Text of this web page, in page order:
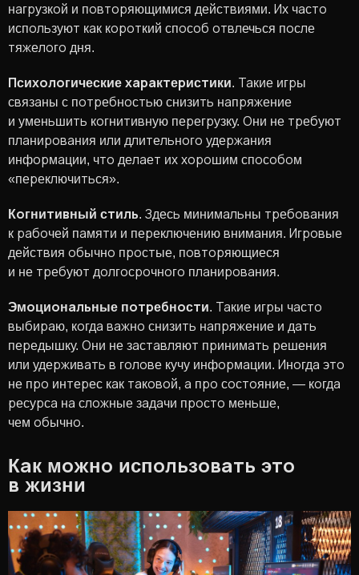
нагрузкой и повторяющимися действиями. Их часто
используют как короткий способ отвлечься после
тяжелого дня.
Психологические характеристики. Такие игры
связаны с потребностью снизить напряжение
и уменьшить когнитивную перегрузку. Они не требуют
планирования или длительного удержания
информации, что делает их хорошим способом
«переключиться».
Когнитивный стиль. Здесь минимальны требования
к рабочей памяти и переключению внимания. Игровые
действия обычно простые, повторяющиеся
и не требуют долгосрочного планирования.
Эмоциональные потребности. Такие игры часто
выбираю, когда важно снизить напряжение и дать
передышку. Они не заставляют принимать решения
или удерживать в голове кучу информации. Иногда это
не про интерес как таковой, а про состояние, — когда
ресурса на сложные задачи просто меньше,
чем обычно.
Как можно использовать это
в жизни